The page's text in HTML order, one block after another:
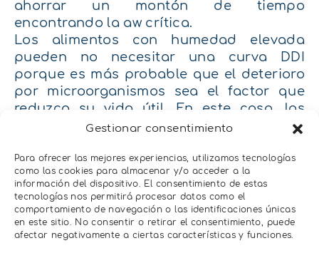
Gestionar consentimiento
Para ofrecer las mejores experiencias, utilizamos tecnologías
como las cookies para almacenar y/o acceder a la
información del dispositivo. El consentimiento de estas
tecnologías nos permitirá procesar datos como el
comportamiento de navegación o las identificaciones únicas
en este sitio. No consentir o retirar el consentimiento, puede
afectar negativamente a ciertas características y funciones.
ahorrar un montón de tiempo
encontrando la aw crítica.
Los alimentos con humedad elevada
pueden no necesitar una curva DDI
porque es más probable que el deterioro
por microorganismos sea el factor que
reduzca su vida útil. En este caso, los
límites de aw de agua para el desarrollo
en la literatura (0,85aw es el valor para las
bacterias patógenas y no hay organismos
que se desarrollen por debajo de 0,6aw,
más infromación y valores eneste enlace
Otros factores que reducen la vida útil y
que hay que tener en cuenta para